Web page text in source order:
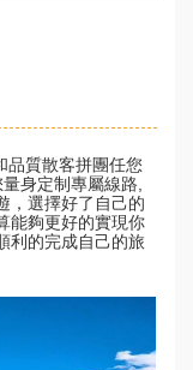
品質散客拼團任您
身定制專屬線路,
，選擇好了自己的
能夠更好的實現你
利的完成自己的旅